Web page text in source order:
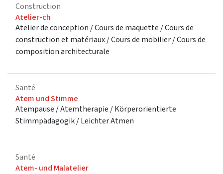
Construction
Atelier-ch
Atelier de conception / Cours de maquette / Cours de
construction et matériaux / Cours de mobilier / Cours de
composition architecturale
Santé
Atem und Stimme
Atempause / Atemtherapie / Körperorientierte
Stimmpädagogik / Leichter Atmen
Santé
Atem- und Malatelier